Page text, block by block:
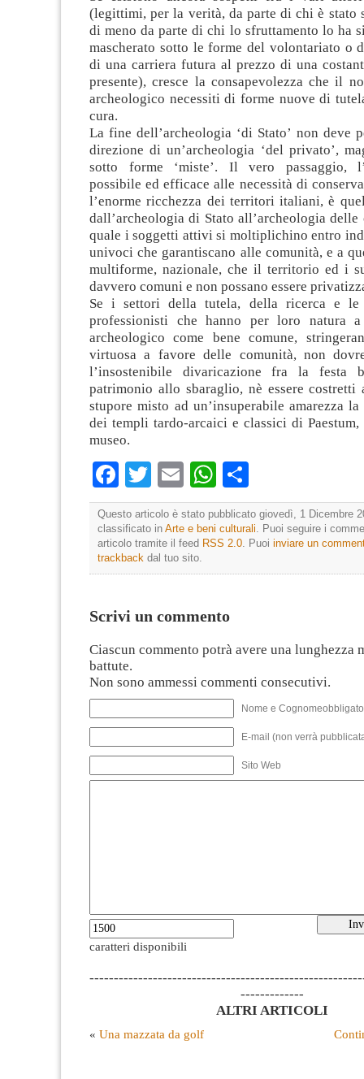
(legittimi, per la verità, da parte di chi è stato
di meno da parte di chi lo sfruttamento lo ha
mascherato sotto le forme del volontariato o
di una carriera futura al prezzo di una
presente), cresce la consapevolezza che il
archeologico necessiti di forme nuove di
cura.
La fine dell’archeologia ‘di Stato’ non deve
direzione di un’archeologia ‘del privato’,
sotto forme ‘miste’. Il vero passaggio,
possibile ed efficace alle necessità di
l’enorme ricchezza dei territori italiani, è
dall’archeologia di Stato all’archeologia
quale i soggetti attivi si moltiplichino entro
univoci che garantiscano alle comunità, e a
multiforme, nazionale, che il territorio ed i
davvero comuni e non possano essere
Se i settori della tutela, della ricerca e le
professionisti che hanno per loro natura
archeologico come bene comune,
virtuosa a favore delle comunità, non
l’insostenibile divaricazione fra la festa
patrimonio allo sbaraglio, nè essere costretti
stupore misto ad un’insuperabile amarezza
dei templi tardo-arcaici e classici di
museo.
Facebook
TwitterEmailWhatsApp
Questo articolo è stato pubblicato giovedì, 1 Dicembre
classificato in Arte e beni culturali. Puoi seguire i
articolo tramite il feed RSS 2.0. Puoi inviare un
trackback dal tuo sito.
Scrivi un commento
Ciascun commento potrà avere una lunghezza
battute.
Non sono ammessi commenti consecutivi.
Nome e
E-mail (non verrà
Sito Web
caratteri disponibili
-------------
ALTRI ARTICOLI
« Una mazzata da golf